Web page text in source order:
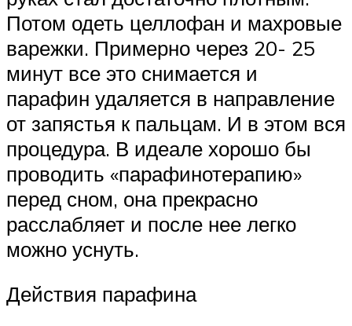
Потом одеть целлофан и махровые
варежки. Примерно через 20- 25
минут все это снимается и
парафин удаляется в направление
от запястья к пальцам. И в этом вся
процедура. В идеале хорошо бы
проводить «парафинотерапию»
перед сном, она прекрасно
расслабляет и после нее легко
можно уснуть.
Действия парафина